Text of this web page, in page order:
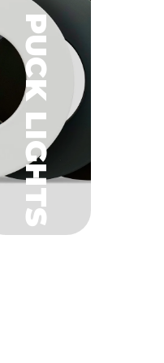
PUCK LIGHTS